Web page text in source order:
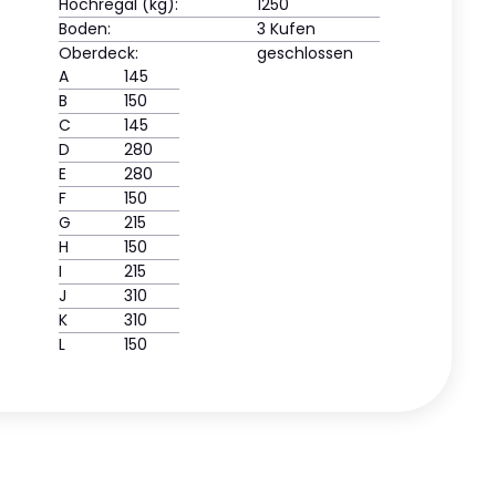
Hochregal (kg):
1250
Boden:
3 Kufen
Oberdeck:
geschlossen
A
145
B
150
C
145
D
280
E
280
F
150
G
215
H
150
I
215
J
310
K
310
L
150